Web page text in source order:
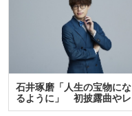
石井琢磨「人生の宝物にな
るように」 初披露曲やレ
ア…